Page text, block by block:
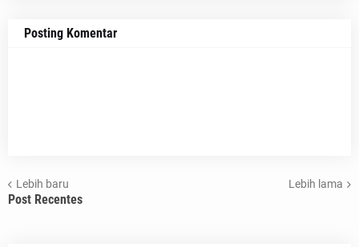
Posting Komentar
Lebih baru Lebih lama
Post Recentes